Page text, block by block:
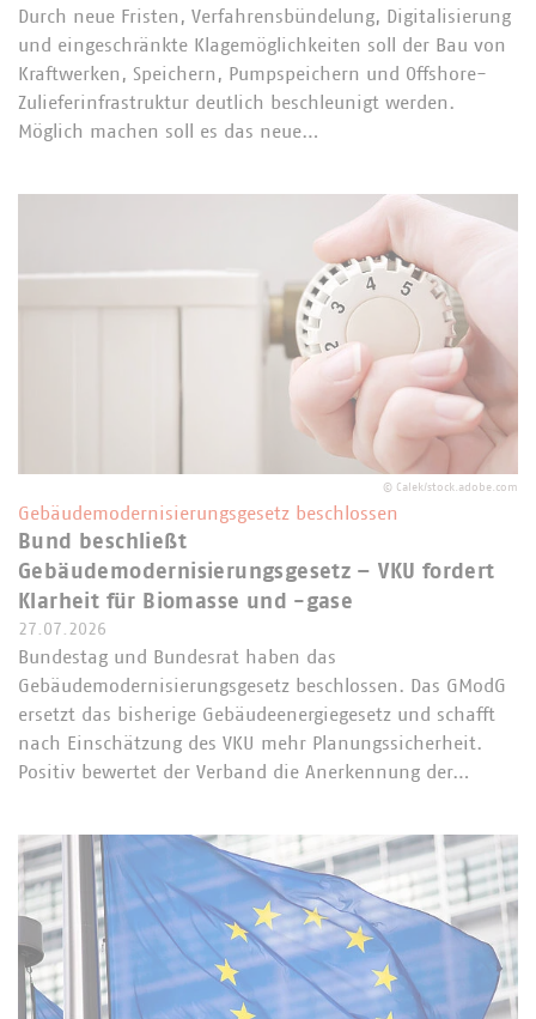
Durch neue Fristen, Verfahrensbündelung, Digitalisierung
und eingeschränkte Klagemöglichkeiten soll der Bau von
Kraftwerken, Speichern, Pumpspeichern und Offshore-
Zulieferinfrastruktur deutlich beschleunigt werden.
Möglich machen soll es das neue…
© Calek/stock.adobe.com
Gebäudemodernisierungsgesetz beschlossen
Bund beschließt
Gebäudemodernisierungsgesetz – VKU fordert
Klarheit für Biomasse und -gase
27.07.2026
Bundestag und Bundesrat haben das
Gebäudemodernisierungsgesetz beschlossen. Das GModG
ersetzt das bisherige Gebäudeenergiegesetz und schafft
nach Einschätzung des VKU mehr Planungssicherheit.
Positiv bewertet der Verband die Anerkennung der…